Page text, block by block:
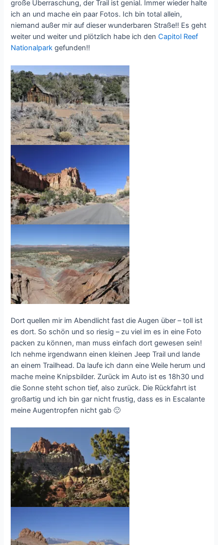
große Überraschung, der Trail ist genial. Immer wieder halte
ich an und mache ein paar Fotos. Ich bin total allein,
niemand außer mir auf dieser wunderbaren Straße!! Es geht
weiter und weiter und plötzlich habe ich denCapitol Reef
Nationalpark gefunden!!
Dort quellen mir im Abendlicht fast die Augen über – toll ist
es dort. So schön und so riesig – zu viel im es in eine Foto
packen zu können, man muss einfach dort gewesen sein!
Ich nehme irgendwann einen kleinen Jeep Trail und lande
an einem Trailhead. Da laufe ich dann eine Weile herum und
mache meine Knipsbilder. Zurück im Auto ist es 18h30 und
die Sonne steht schon tief, also zurück. Die Rückfahrt ist
großartig und ich bin gar nicht frustig, dass es in Escalante
meine Augentropfen nicht gab 🙂